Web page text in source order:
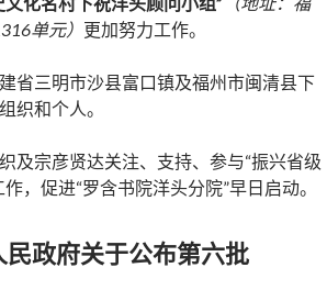
单元） 更加努力工作。
省三明市沙县富口镇及福州市闽清县下
织和个人。
及宗彦贤达关注、支持、参与“振兴省级
，促进“罗含书院洋头分院”早日启动。
民政府关于公布第六批